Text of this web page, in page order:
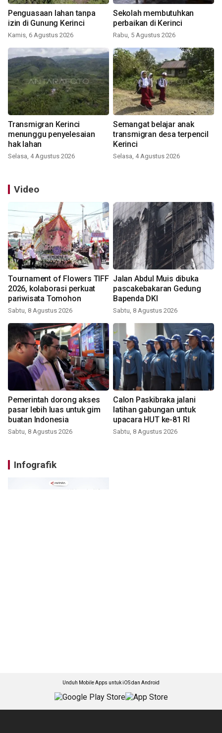
Penguasaan lahan tanpa
izin di Gunung Kerinci
Kamis, 6 Agustus 2026
Sekolah membutuhkan
perbaikan di Kerinci
Rabu, 5 Agustus 2026
Transmigran Kerinci
menunggu penyelesaian
hak lahan
Selasa, 4 Agustus 2026
Semangat belajar anak
transmigran desa terpencil
Kerinci
Selasa, 4 Agustus 2026
Video
Tournament of Flowers TIFF
2026, kolaborasi perkuat
pariwisata Tomohon
Sabtu, 8 Agustus 2026
Jalan Abdul Muis dibuka
pascakebakaran Gedung
Bapenda DKI
Sabtu, 8 Agustus 2026
Pemerintah dorong akses
pasar lebih luas untuk gim
buatan Indonesia
Sabtu, 8 Agustus 2026
Calon Paskibraka jalani
latihan gabungan untuk
upacara HUT ke-81 RI
Sabtu, 8 Agustus 2026
Infografik
Unduh Mobile Apps untuk iOS dan Android